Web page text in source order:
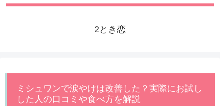
2とき恋
ミシュワンで涙やけは改善した？実際にお試し
した人の口コミや食べ方を解説